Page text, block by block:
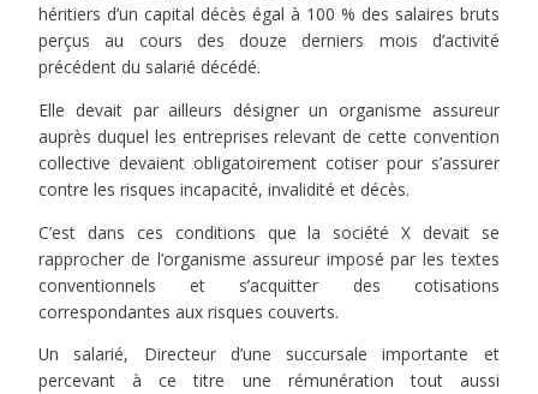
héritiers d’un capital décès égal à 100 % des salaires bruts
perçus au cours des douze derniers mois d’activité
précédent du salarié décédé.
Elle devait par ailleurs désigner un organisme assureur
auprès duquel les entreprises relevant de cette convention
collective devaient obligatoirement cotiser pour s’assurer
contre les risques incapacité, invalidité et décès.
C’est dans ces conditions que la société X devait se
rapprocher de l’organisme assureur imposé par les textes
conventionnels et s’acquitter des cotisations
correspondantes aux risques couverts.
Un salarié, Directeur d’une succursale importante et
percevant à ce titre une rémunération tout aussi